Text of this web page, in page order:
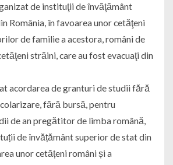
de instituţii de învăţământ
România, în favoarea unor cetăţeni
de familie a acestora, români de
străini, care au fost evacuaţi din
acordarea de granturi de studii fără
fără bursă, pentru
de an pregătitor de limba română,
de învățământ superior de stat din
unor cetățeni români și a